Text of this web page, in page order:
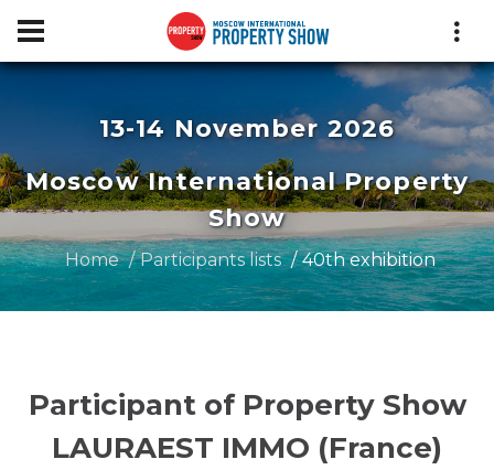
13-14 November 2026
Moscow International Property
Show
Home Participants lists 40th exhibition
Participant of Property Show
LAURAEST IMMO (France)